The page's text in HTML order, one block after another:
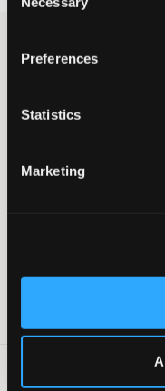
Selection
Preferences
Statistics
Marketing
Svart jacka med huva
polyester. Jackan har en
logga är tryckt och
ena ärmen.
Dragkedja